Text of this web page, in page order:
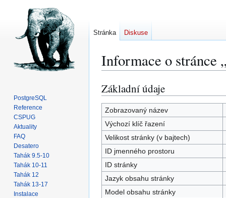
Informace o stránce
Skočit
na
navigaci
Skočit
na
vyhledávání
Základní údaje
Zobrazovaný název
Výchozí klíč řazení
Velikost stránky (v bajtech)
ID jmenného prostoru
ID stránky
Jazyk obsahu stránky
Model obsahu stránky
Stránka Diskuse
PostgreSQL
Reference
CSPUG
Aktuality
FAQ
Desatero
Tahák 9.5-10
Tahák 10-11
Tahák 12
Tahák 13-17
Instalace